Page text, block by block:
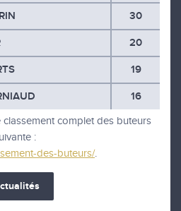
30
20
19
16
complet des buteurs
:
des-buteurs/.